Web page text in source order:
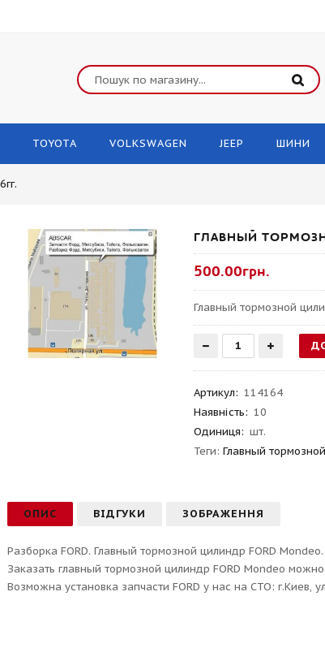
TOYOTA VOLKSWAGEN JEEP ШИНИ
ГЛАВНЫЙ
500.00грн.
Главный тормозной
Артикул: 114164
Наявність: 10
Одиниця: шт.
Теги:Главный
ОПИС ВІДГУКИ ЗОБРАЖЕННЯ
Разборка FORD. Главный тормозной цилиндр FORD
Заказать главный тормозной цилиндр FORD Mondeo
Возможна установка запчасти FORD у нас на СТО: г.Киев,